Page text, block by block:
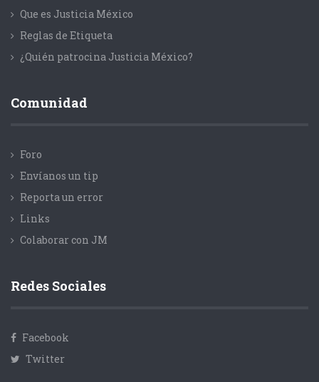
Que es Justicia México
Reglas de Etiqueta
¿Quién patrocina Justicia México?
Comunidad
Foro
Envíanos un tip
Reporta un error
Links
Colaborar con JM
Redes Sociales
Facebook
Twitter